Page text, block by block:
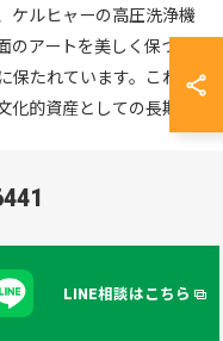
ケルヒャーの高圧洗浄機
アートを美しく保つだ
保たれています。これに
化的資産としての長期保
れます。技術者による適
来の文化遺産を守るため
LINE相談はこちら